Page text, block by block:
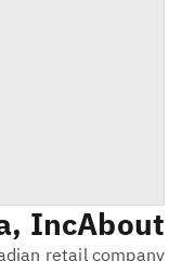
About
Inc.
retail company